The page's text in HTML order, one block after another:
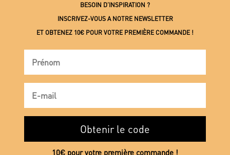
BESOIN D’INSPIRATION ?
INSCRIVEZ-VOUS A NOTRE NEWSLETTER
ET OBTENEZ 10€ POUR VOTRE PREMIÈRE COMMANDE !
Obtenir le code
10€ pour votre première commande !